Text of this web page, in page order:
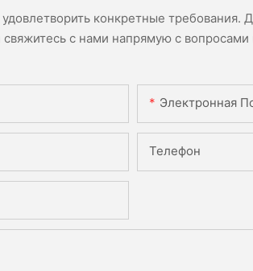
конкретные
свяжитесь с нами напрямую с вопросами
Электронная
Телефон